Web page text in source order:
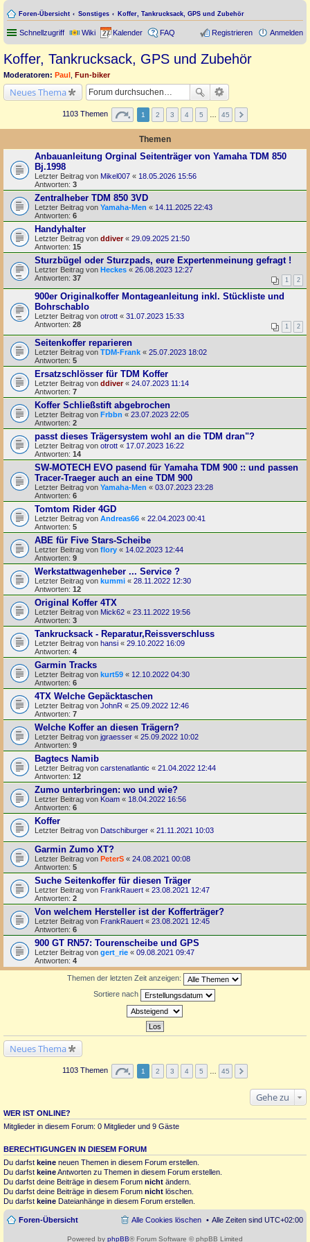
Foren-Übersicht Sonstiges Koffer, Tankrucksack, GPS und Zubehör
Schnellzugriff Wiki Kalender FAQ Anmelden
Registrieren
Koffer, Tankrucksack, GPS und Zubehör
Moderatoren: Paul Fun-biker
Neues Thema
1103 Themen 1 2 3 4 5 45
Themen
Anbauanleitung Orginal Seitenträger von Yamaha TDM 850
Bj.1998
Letzter Beitrag von Mikel007 « 18.05.2026 15:56
Antworten: 3
Zentralheber TDM 850 3VD
Letzter Beitrag von Yamaha-Men « 14.11.2025 22:43
Antworten: 6
Handyhalter
Letzter Beitrag von ddiver« 29.09.2025 21:50
Antworten: 15
Sturzbügel oder Sturzpads, eure Expertenmeinung gefragt !
Letzter Beitrag von Heckes « 26.08.2023 12:27
Antworten: 37 1 2
900er Originalkoffer Montageanleitung inkl. Stückliste und
Bohrschablo
Letzter Beitrag von otrott « 31.07.2023 15:33
Antworten: 28 1 2
Seitenkoffer reparieren
Letzter Beitrag von TDM-Frank « 25.07.2023 18:02
Antworten: 5
Ersatzschlösser für TDM Koffer
Letzter Beitrag von ddiver« 24.07.2023 11:14
Antworten: 7
Koffer Schließstift abgebrochen
Letzter Beitrag von Frbbn « 23.07.2023 22:05
Antworten: 2
passt dieses Trägersystem wohl an die TDM dran"?
Letzter Beitrag von otrott « 17.07.2023 16:22
Antworten: 14
SW-MOTECH EVO pasend für Yamaha TDM 900 :: und passen
Tracer-Traeger auch an eine TDM 900
Letzter Beitrag von Yamaha-Men « 03.07.2023 23:28
Antworten: 6
Tomtom Rider 4GD
Letzter Beitrag von Andreas66 « 22.04.2023 00:41
Antworten: 5
ABE für Five Stars-Scheibe
Letzter Beitrag von flory « 14.02.2023 12:44
Antworten: 9
Werkstattwagenheber ... Service ?
Letzter Beitrag von kummi « 28.11.2022 12:30
Antworten: 12
Original Koffer 4TX
Letzter Beitrag von Mick62 « 23.11.2022 19:56
Antworten: 3
Tankrucksack - Reparatur,Reissverschluss
Letzter Beitrag von hansi « 29.10.2022 16:09
Antworten: 4
Garmin Tracks
Letzter Beitrag von kurt59 « 12.10.2022 04:30
Antworten: 6
4TX Welche Gepäcktaschen
Letzter Beitrag von JohnR « 25.09.2022 12:46
Antworten: 7
Welche Koffer an diesen Trägern?
Letzter Beitrag von jgraesser « 25.09.2022 10:02
Antworten: 9
Bagtecs Namib
Letzter Beitrag von carstenatlantic « 21.04.2022 12:44
Antworten: 12
Zumo unterbringen: wo und wie?
Letzter Beitrag von Koam « 18.04.2022 16:56
Antworten: 6
Koffer
Letzter Beitrag von Datschiburger « 21.11.2021 10:03
Garmin Zumo XT?
Letzter Beitrag von PeterS « 24.08.2021 00:08
Antworten: 5
Suche Seitenkoffer für diesen Träger
Letzter Beitrag von FrankRauert « 23.08.2021 12:47
Antworten: 2
Von welchem Hersteller ist der Kofferträger?
Letzter Beitrag von FrankRauert « 23.08.2021 12:45
Antworten: 6
900 GT RN57: Tourenscheibe und GPS
Letzter Beitrag von gert_rie « 09.08.2021 09:47
Antworten: 4
Themen der letzten Zeit anzeigen:
Sortiere nach
Neues Thema
1103 Themen 1 2 3 4 5 45
Gehe zu
WER IST ONLINE?
Mitglieder in diesem Forum: 0 Mitglieder und 9 Gäste
BERECHTIGUNGEN IN DIESEM FORUM
Du darfst keine neuen Themen in diesem Forum erstellen.
Du darfst keineAntworten zu Themen in diesem Forum erstellen.
Du darfst deine Beiträge in diesem Forum nicht ändern.
Du darfst deine Beiträge in diesem Forum nicht löschen.
Du darfst keine Dateianhänge in diesem Forum erstellen.
Foren-Übersicht Alle Zeiten sind UTC+02:00
Alle Cookies löschen
Powered by phpBB® Forum Software © phpBB Limited